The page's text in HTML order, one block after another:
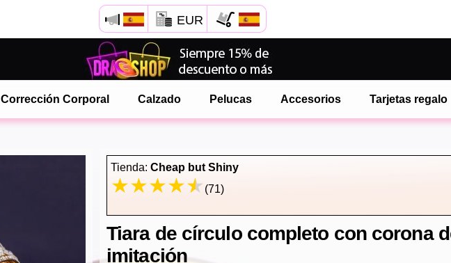
EUR
Corrección Corporal Calzado Pelucas Accesorios Tarjetas regalo
Tienda: Cheap but Shiny
(71)
Tiara de círculo completo con corona
imitación
Abre tu menú de Safari.
o toque el botón de safari como se muestra a la izquierda
y toca AÑADIR A LA PANTALLA DE INICIO